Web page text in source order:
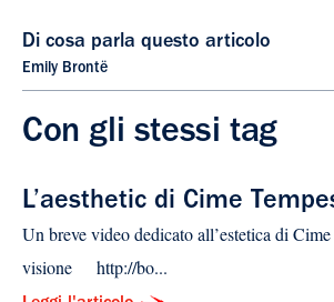
Di cosa parla questo articolo
Emily Brontë
Con gli stessi tag
L’aesthetic di Cime
Un breve video dedicato all’estetica di
visione http://bo...